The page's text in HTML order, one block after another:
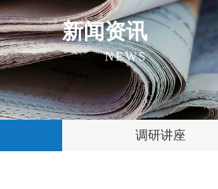
新闻资讯
NEWS
调研讲座